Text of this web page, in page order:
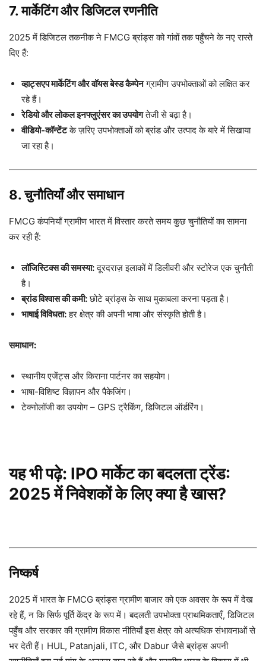
7. मार्केटिंग और डिजिटल रणनीति
2025 में डिजिटल तकनीक ने FMCG ब्रांड्स को गांवों तक पहुँचने के नए रास्ते
दिए हैं:
व्हाट्सएप मार्केटिंग और वॉयस बेस्ड कैम्पेनग्रामीण उपभोक्ताओं को लक्षित कर
रहे हैं।
रेडियो और लोकल इनफ्लुएंसर का उपयोगतेजी से बढ़ा है।
वीडियो-कॉन्टेंटके ज़रिए उपभोक्ताओं को ब्रांड और उत्पाद के बारे में सिखाया
जा रहा है।
8. चुनौतियाँ और समाधान
FMCG कंपनियाँ ग्रामीण भारत में विस्तार करते समय कुछ चुनौतियों का सामना
कर रही हैं:
लॉजिस्टिक्स की समस्या:दूरदराज़ इलाकों में डिलीवरी और स्टोरेज एक चुनौती
है।
ब्रांड विश्वास की कमी:छोटे ब्रांड्स के साथ मुकाबला करना पड़ता है।
भाषाई विविधता:हर क्षेत्र की अपनी भाषा और संस्कृति होती है।
समाधान:
स्थानीय एजेंट्स और किराना पार्टनर का सहयोग।
भाषा-विशिष्ट विज्ञापन और पैकेजिंग।
टेक्नोलॉजी का उपयोग – GPS ट्रैकिंग, डिजिटल ऑर्डरिंग।
यह भी पढ़े: IPO मार्केट का बदलता ट्रेंड:
2025 में निवेशकों के लिए क्या है खास?
निष्कर्ष
2025 में भारत के FMCG ब्रांड्स ग्रामीण बाजार को एक अवसर के रूप में देख
रहे हैं, न कि सिर्फ पूर्ति केंद्र के रूप में। बदलती उपभोक्ता प्राथमिकताएँ, डिजिटल
पहुँच और सरकार की ग्रामीण विकास नीतियाँ इस क्षेत्र को अत्यधिक संभावनाओं से
भर देती हैं। HUL, Patanjali, ITC, और Dabur जैसे ब्रांड्स अपनी